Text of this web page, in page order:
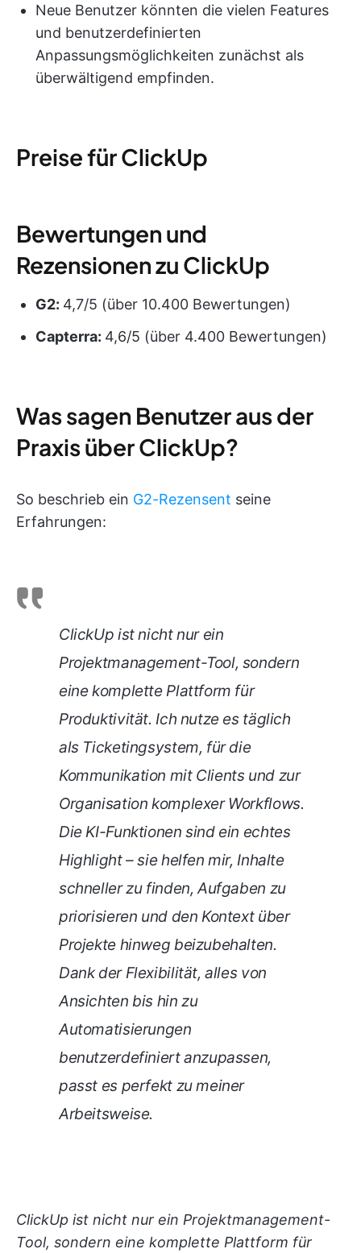
Neue Benutzer könnten die vielen Features
und benutzerdefinierten
Anpassungsmöglichkeiten zunächst als
überwältigend empfinden.
Preise für ClickUp
Bewertungen und
Rezensionen zu ClickUp
G2: 4,7/5 (über 10.400 Bewertungen)
Capterra: 4,6/5 (über 4.400 Bewertungen)
Was sagen Benutzer aus der
Praxis über ClickUp?
So beschrieb ein G2-Rezensent seine
Erfahrungen:
ClickUp ist nicht nur ein
Projektmanagement-Tool, sondern
eine komplette Plattform für
Produktivität. Ich nutze es täglich
als Ticketingsystem, für die
Kommunikation mit Clients und zur
Organisation komplexer Workflows.
Die KI-Funktionen sind ein echtes
Highlight – sie helfen mir, Inhalte
schneller zu finden, Aufgaben zu
priorisieren und den Kontext über
Projekte hinweg beizubehalten.
Dank der Flexibilität, alles von
Ansichten bis hin zu
Automatisierungen
benutzerdefiniert anzupassen,
passt es perfekt zu meiner
Arbeitsweise.
ClickUp ist nicht nur ein Projektmanagement-
Tool, sondern eine komplette Plattform für